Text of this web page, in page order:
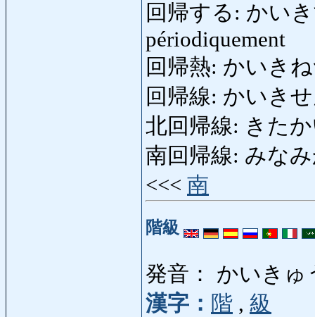
回帰する: かいき
périodiquement
回帰熱: かいき
回帰線: かいき
北回帰線: きた
南回帰線: みな
<<< 南
階級
発音： かいきゅ
漢字： 階 , 級